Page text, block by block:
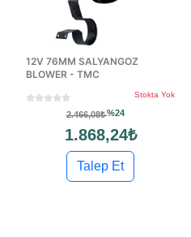
12V 76MM SALYANGOZ
BLOWER - TMC
Stokta Yok
2.466,08₺%24
1.868,24₺
Talep Et